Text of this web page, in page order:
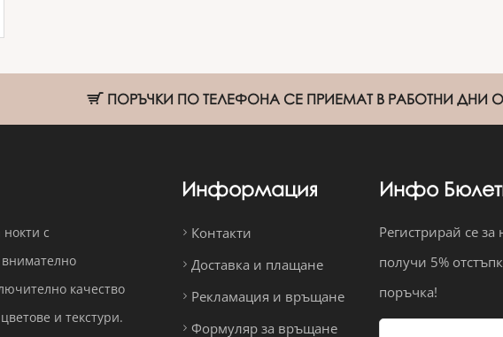
ПОРЪЧКИ ПО ТЕЛЕФОНА СЕ ПРИЕМАТ В РАБОТНИ ДНИ ОТ
с
качество
и текстури.
Информация
Контакти
Доставка и плащане
Рекламация и връщане
Формуляр за връщане
Инфо
Регистрирай се
получи 5%
поръчка!